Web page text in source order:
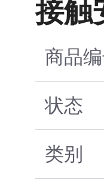
接触
商品
状态
类别